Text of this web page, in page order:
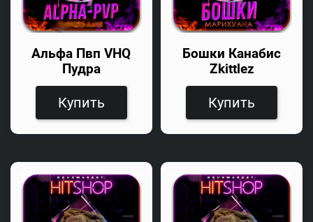
Альфа Пвп VHQ
Пудра
Купить
Бошки Канабис
Zkittlez
Купить